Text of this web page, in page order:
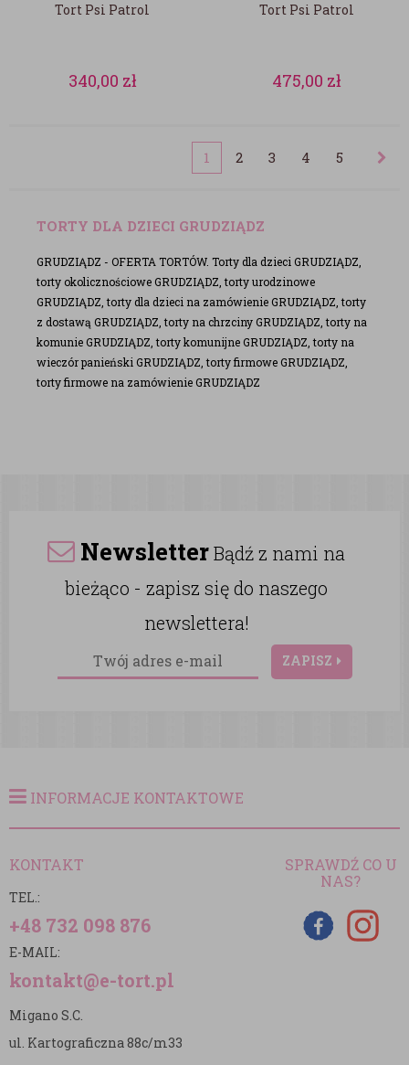
Tort Psi Patrol
340,00 zł
Tort Psi Patrol
475,00 zł
1 2 3 4 5
TORTY DLA DZIECI GRUDZIĄDZ
GRUDZIĄDZ - OFERTA TORTÓW. Torty dla dzieci GRUDZIĄDZ,
torty okolicznościowe GRUDZIĄDZ, torty urodzinowe
GRUDZIĄDZ, torty dla dzieci na zamówienie GRUDZIĄDZ, torty
z dostawą GRUDZIĄDZ, torty na chrzciny GRUDZIĄDZ, torty na
komunie GRUDZIĄDZ, torty komunijne GRUDZIĄDZ, torty na
wieczór panieński GRUDZIĄDZ, torty firmowe GRUDZIĄDZ,
torty firmowe na zamówienie GRUDZIĄDZ
NewsletterBądź z nami na
bieżąco - zapisz się do naszego
newslettera!
ZAPISZ
INFORMACJE KONTAKTOWE
KONTAKT
TEL.:
+48 732 098 876
E-MAIL:
kontakt@e-tort.pl
Migano S.C.
ul. Kartograficzna 88c/m33
SPRAWDŹ CO U
NAS?